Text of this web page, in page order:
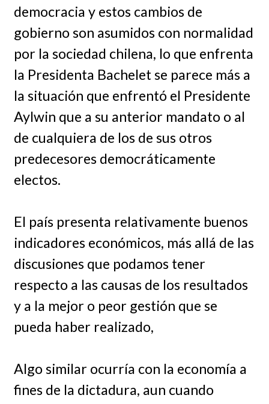
democracia y estos cambios de
gobierno son asumidos con normalidad
por la sociedad chilena, lo que enfrenta
la Presidenta Bachelet se parece más a
la situación que enfrentó el Presidente
Aylwin que a su anterior mandato o al
de cualquiera de los de sus otros
predecesores democráticamente
electos.
El país presenta relativamente buenos
indicadores económicos, más allá de las
discusiones que podamos tener
respecto a las causas de los resultados
y a la mejor o peor gestión que se
pueda haber realizado,
Algo similar ocurría con la economía a
fines de la dictadura, aun cuando